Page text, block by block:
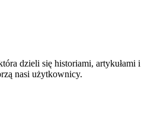
dzieli się historiami, artykułami i
nasi użytkownicy.